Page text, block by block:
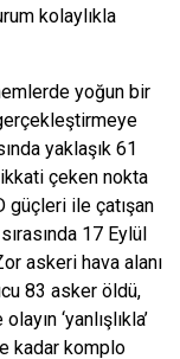
kolaylıkla
yoğun bir
yaklaşık 61
çeken nokta
ile çatışan
17 Eylül
askeri hava alanı
83 asker öldü,
‘yanlışlıkla’
kadar komplo